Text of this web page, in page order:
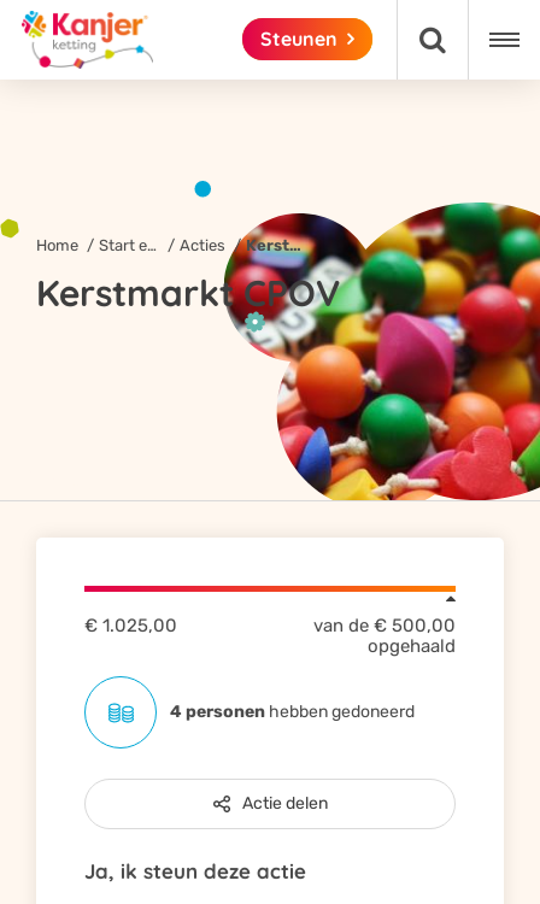
Steunen 
Home Start een actie! Acties Kerstmarkt CPOV
Kerstmarkt CPOV
€ 1.025,00 van de € 500,00
opgehaald
4 personenhebben gedoneerd
Actie delen
Ja, ik steun deze actie